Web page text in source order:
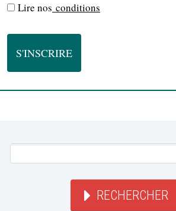
Lire nos conditions
RECHERCHER